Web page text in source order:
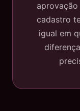
cadastro
igual em